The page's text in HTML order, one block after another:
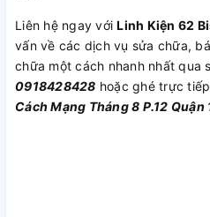
Liên hệ ngay vớiLinh Kiện 62
vấn về các dịch vụ sửa chữa,
chữa một cách nhanh nhất qua
0918428428 hoặc ghé trực
Cách Mạng Tháng 8 P.12 Quận